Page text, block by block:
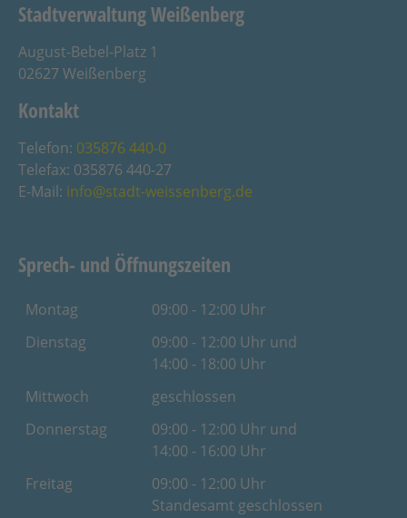
Stadtverwaltung Weißenberg
August-Bebel-Platz 1
02627 Weißenberg
Kontakt
Telefon: 035876 440-0
Telefax: 035876 440-27
E-Mail: info@stadt-weissenberg.de
Sprech- und Öffnungszeiten
Montag
09:00 - 12:00 Uhr
Dienstag
09:00 - 12:00 Uhr und
14:00 - 18:00 Uhr
Mittwoch
geschlossen
Donnerstag
09:00 - 12:00 Uhr und
14:00 - 16:00 Uhr
Freitag
09:00 - 12:00 Uhr
Standesamt geschlossen